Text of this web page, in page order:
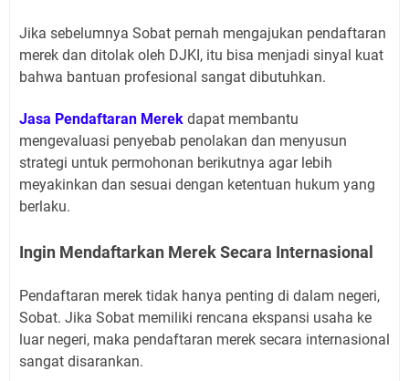
Jika sebelumnya Sobat pernah mengajukan pendaftaran
merek dan ditolak oleh DJKI, itu bisa menjadi sinyal kuat
bahwa bantuan profesional sangat dibutuhkan.
Jasa Pendaftaran Merek dapat membantu
mengevaluasi penyebab penolakan dan menyusun
strategi untuk permohonan berikutnya agar lebih
meyakinkan dan sesuai dengan ketentuan hukum yang
berlaku.
Ingin Mendaftarkan Merek Secara Internasional
Pendaftaran merek tidak hanya penting di dalam negeri,
Sobat. Jika Sobat memiliki rencana ekspansi usaha ke
luar negeri, maka pendaftaran merek secara internasional
sangat disarankan.